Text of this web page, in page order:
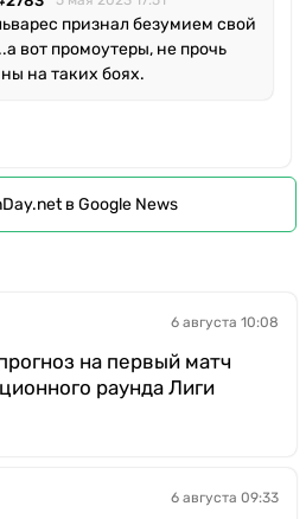
признал безумием свой
вот промоутеры, не прочь
на таких боях.
в Google News
6 августа 10:08
на первый матч
раунда Лиги
6 августа 09:33